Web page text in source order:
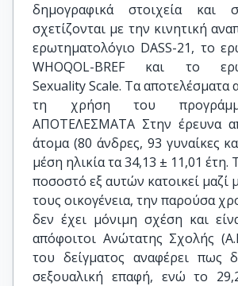
δημογραφικά στοιχεία και
σχετίζονται με την κινητική
ερωτηματολόγιο DASS-21, το
WHOQOL-BREF και το
Sexuality Scale. Τα αποτελέσματα
τη χρήση του
ΑΠΟΤΕΛΕΣΜΑΤΑ Στην έρευνα
άτομα (80 άνδρες, 93 γυναίκες
μέση ηλικία τα 34,13 ± 11,01 έτη.
ποσοστό εξ αυτών κατοικεί μαζί
τους οικογένεια, την παρούσα
δεν έχει μόνιμη σχέση και
απόφοιτοι Ανώτατης Σχολής
του δείγματος αναφέρει πως
σεξουαλική επαφή, ενώ το